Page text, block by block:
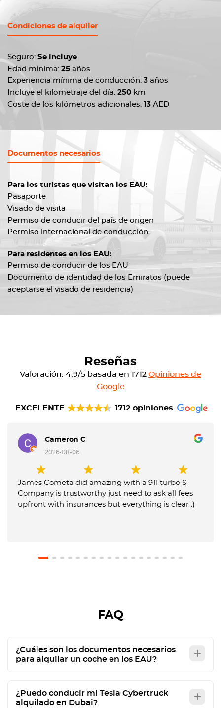
Condiciones de alquiler
Seguro: Se incluye
Edad mínima: 25 años
Experiencia mínima de conducción: 3 años
Incluye el kilometraje del día: 250 km
Coste de los kilómetros adicionales: 13 AED
Documentos necesarios
Para los turistas que visitan los EAU:
Pasaporte
Visado de visita
Permiso de conducir del país de origen
Permiso internacional de conducción
Para residentes en los EAU:
Permiso de conducir de los EAU
Documento de identidad de los Emiratos (puede
aceptarse el visado de residencia)
Reseñas
Valoración: 4,9/5 basada en 1712 Opiniones de
Google
EXCELENTE 1712 opiniones
Cameron C
2026-08-06
James Cometa did amazing with a 911 turbo S
Company is trustworthy just need to ask all fees
upfront with insurances but everything is clear :)
FAQ
¿Cuáles son los documentos necesarios
para alquilar un coche en los EAU?
¿Puedo conducir mi Tesla Cybertruck
alquilado en Dubai?